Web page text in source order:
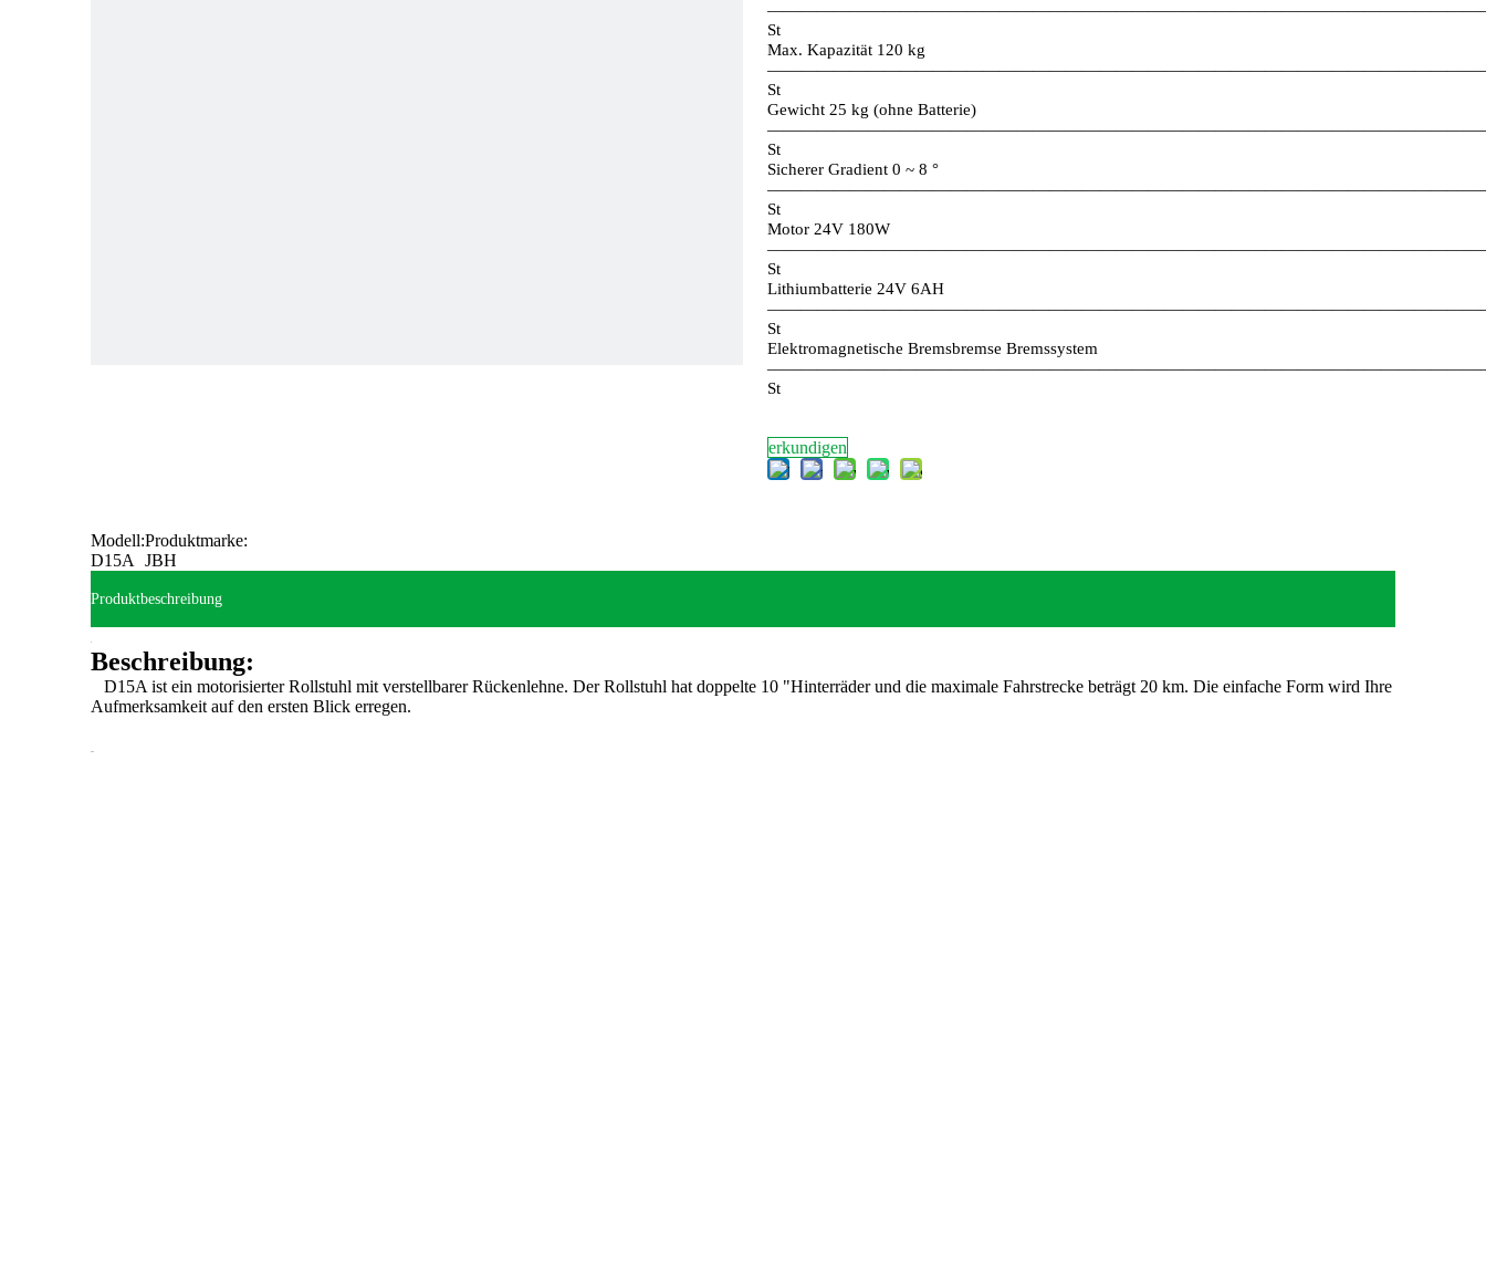
St
Max. Kapazität 120 kg
St
Gewicht 25 kg (ohne Batterie)
St
Sicherer Gradient 0 ~ 8 °
St
Motor 24V 180W
St
Lithiumbatterie 24V 6AH
St
Elektromagnetische Bremsbremse Bremssystem
St
erkundigen
Modell:
D15A
Produktmarke:
JBH
Produktbeschreibung
Beschreibung:
D15A ist ein motorisierter Rollstuhl mit verstellbarer Rückenlehne. Der Rollstuhl hat doppelte 10 "Hinterräder und die maximale Fahrstrecke beträgt 20 km. Die einfache Form wird Ihre
Aufmerksamkeit auf den ersten Blick erregen.